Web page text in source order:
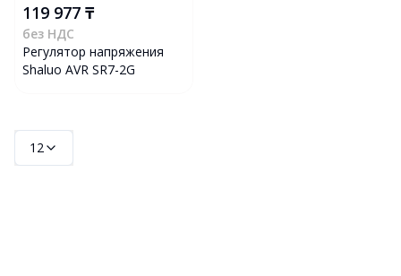
119 977 ₸
без НДС
Регулятор напряжения
Shaluo AVR SR7-2G
12